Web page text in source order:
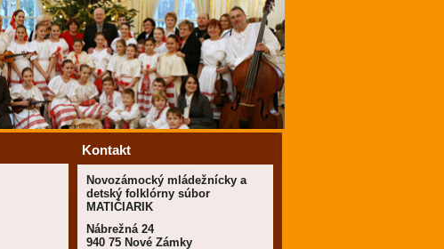
Kontakt
Novozámocký mládežnícky a
detský folklórny súbor
MATIČIARIK
Nábrežná 24
940 75 Nové Zámky